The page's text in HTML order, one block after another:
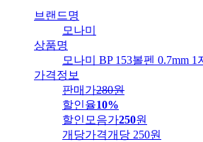
브랜드명
모나미
상품명
모나미 BP 153볼펜 0.7mm 1
가격정보
판매가280원
할인율10%
할인모음가250원
개당가격개당 250원